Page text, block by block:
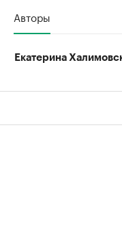
Авторы
Екатерина